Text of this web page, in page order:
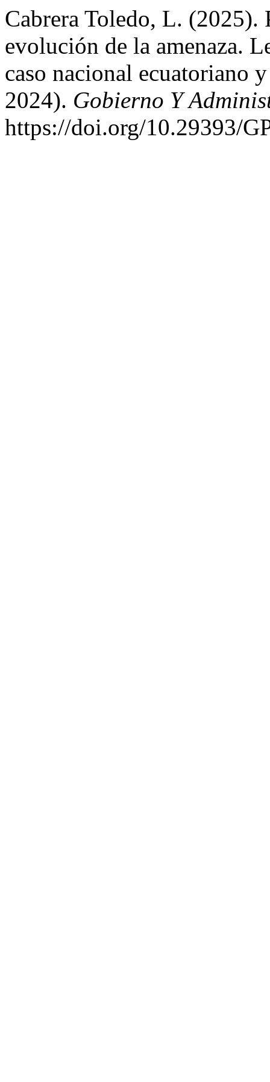
Cabrera Toledo, L. (2025).
evolución de la amenaza.
caso nacional ecuatoriano
2024). Gobierno Y
https://doi.org/10.29393/